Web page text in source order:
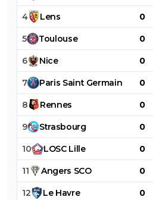
4 Lens 0
5 Toulouse 0
6 Nice 0
7 Paris Saint Germain 0
8 Rennes 0
9 Strasbourg 0
10 LOSC Lille 0
11 Angers SCO 0
12 Le Havre 0